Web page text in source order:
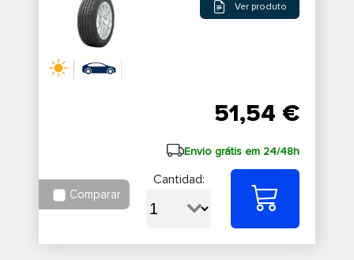
Ver produto
51,54 €
Envio grátis em 24/48h
Comparar
Cantidad: